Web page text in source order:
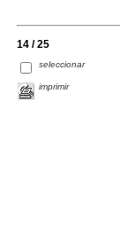
14 / 25
seleccionar
imprimir